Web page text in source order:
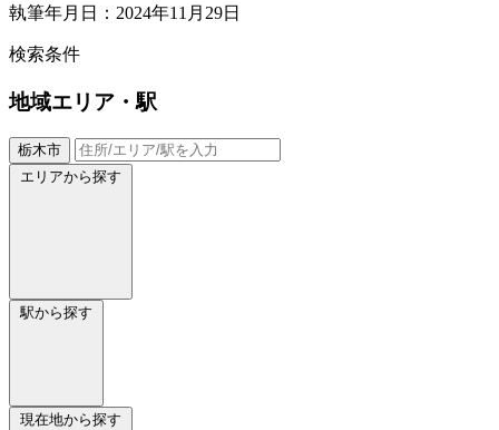
執筆年月日：2024年11月29日
検索条件
地域エリア・駅
栃木市
エリアから探す
駅から探す
現在地から探す